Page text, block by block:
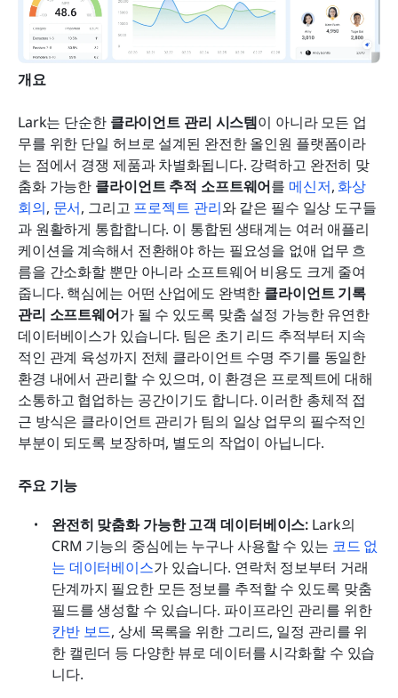
개요
Lark는 단순한 클라이언트 관리 시스템이 아니라 모든 업
무를 위한 단일 허브로 설계된 완전한 올인원 플랫폼이라
는 점에서 경쟁 제품과 차별화됩니다. 강력하고 완전히 맞
춤화 가능한 클라이언트 추적 소프트웨어를 메신저, 화상
회의, 문서, 그리고 프로젝트 관리와 같은 필수 일상 도구들
과 원활하게 통합합니다. 이 통합된 생태계는 여러 애플리
케이션을 계속해서 전환해야 하는 필요성을 없애 업무 흐
름을 간소화할 뿐만 아니라 소프트웨어 비용도 크게 줄여
줍니다. 핵심에는 어떤 산업에도 완벽한 클라이언트 기록
관리 소프트웨어가 될 수 있도록 맞춤 설정 가능한 유연한
데이터베이스가 있습니다. 팀은 초기 리드 추적부터 지속
적인 관계 육성까지 전체 클라이언트 수명 주기를 동일한
환경 내에서 관리할 수 있으며, 이 환경은 프로젝트에 대해
소통하고 협업하는 공간이기도 합니다. 이러한 총체적 접
근 방식은 클라이언트 관리가 팀의 일상 업무의 필수적인
부분이 되도록 보장하며, 별도의 작업이 아닙니다.
주요 기능
완전히 맞춤화 가능한 고객 데이터베이스: Lark의
CRM 기능의 중심에는 누구나 사용할 수 있는 코드 없
는 데이터베이스가 있습니다. 연락처 정보부터 거래
단계까지 필요한 모든 정보를 추적할 수 있도록 맞춤
필드를 생성할 수 있습니다. 파이프라인 관리를 위한
칸반 보드, 상세 목록을 위한 그리드, 일정 관리를 위
한 캘린더 등 다양한 뷰로 데이터를 시각화할 수 있습
니다.